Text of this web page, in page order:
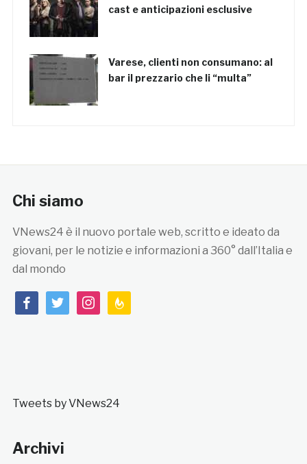
cast e anticipazioni esclusive
Varese, clienti non consumano: al
bar il prezzario che li “multa”
Chi siamo
VNews24 è il nuovo portale web, scritto e ideato da
giovani, per le notizie e informazioni a 360° dall’Italia e
dal mondo
facebooktwitterinstagramfeedburner
Tweets by VNews24
Archivi